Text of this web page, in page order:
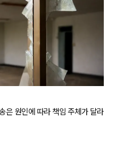
은 원인에 따라 책임 주체가 달라